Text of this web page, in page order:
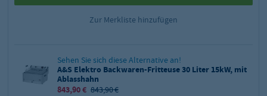
Zur Merkliste hinzufügen
Sehen Sie sich diese Alternative an!
A&S Elektro Backwaren-Fritteuse 30 Liter 15kW, mit
Ablasshahn
843,90 € 843,90 €